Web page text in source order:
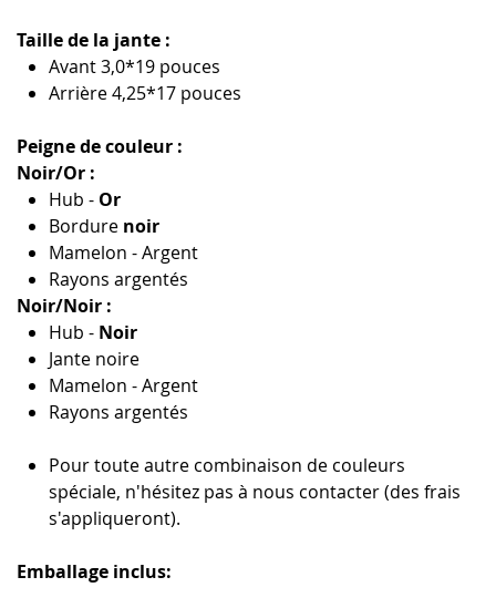
Taille de la jante :
Avant 3,0*19 pouces
Arrière 4,25*17 pouces
Peigne de couleur :
Noir/Or :
Hub - Or
Bordure noir
Mamelon - Argent
Rayons argentés
Noir/Noir :
Hub - Noir
Jante noire
Mamelon - Argent
Rayons argentés
Pour toute autre combinaison de couleurs
spéciale, n'hésitez pas à nous contacter (des frais
s'appliqueront).
Emballage inclus: